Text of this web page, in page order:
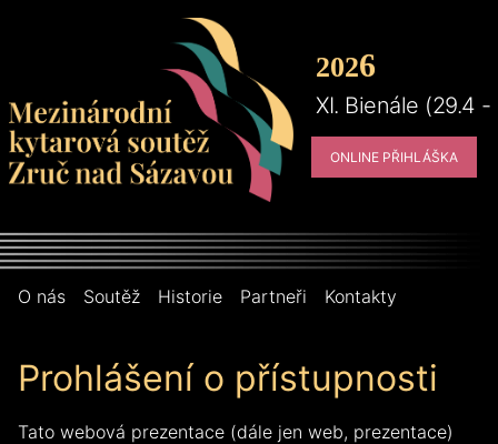
2026
XI. Bienále (29.4 -
ONLINE PŘIHLÁŠKA
O nás Soutěž Historie Partneři Kontakty
Prohlášení o přístupnosti
Tato webová prezentace (dále jen web, prezentace)